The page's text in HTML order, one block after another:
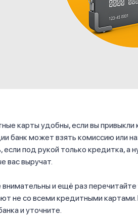
карты удобны, если вы привыкли
банк может взять комиссию или
если под рукой только кредитка, а
вас выручат.
внимательны и ещё раз
не со всеми кредитными
и уточните.